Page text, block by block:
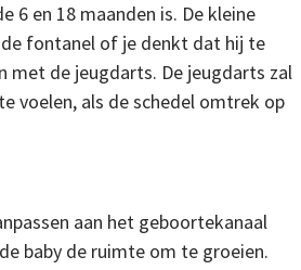
en 18 maanden is. De kleine
fontanel of je denkt dat hij te
met de jeugdarts. De jeugdarts zal
voelen, als de schedel omtrek op
aan het geboortekanaal
baby de ruimte om te groeien.